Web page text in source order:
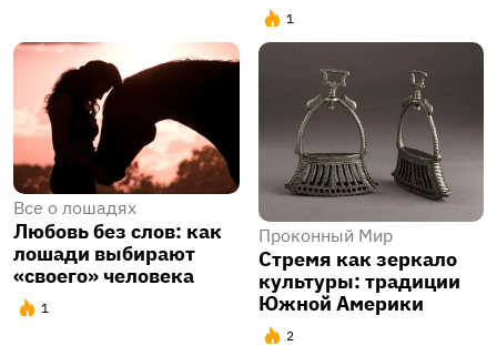
1
Все о лошадях
Любовь без слов: как
лошади выбирают
«своего» человека
1
Проконный Мир
Стремя как зеркало
культуры: традиции
Южной Америки
2